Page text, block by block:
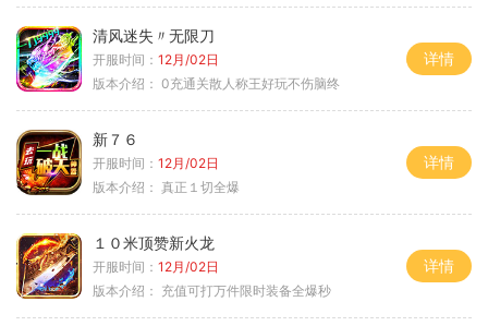
清风迷失〃无限刀
开服时间： 12月/02日
版本介绍： 0充通关散人称王好玩不伤脑终
详情
新７６
开服时间： 12月/02日
版本介绍： 真正１切全爆
详情
１０米顶赞新火龙
开服时间： 12月/02日
版本介绍： 充值可打万件限时装备全爆秒
详情